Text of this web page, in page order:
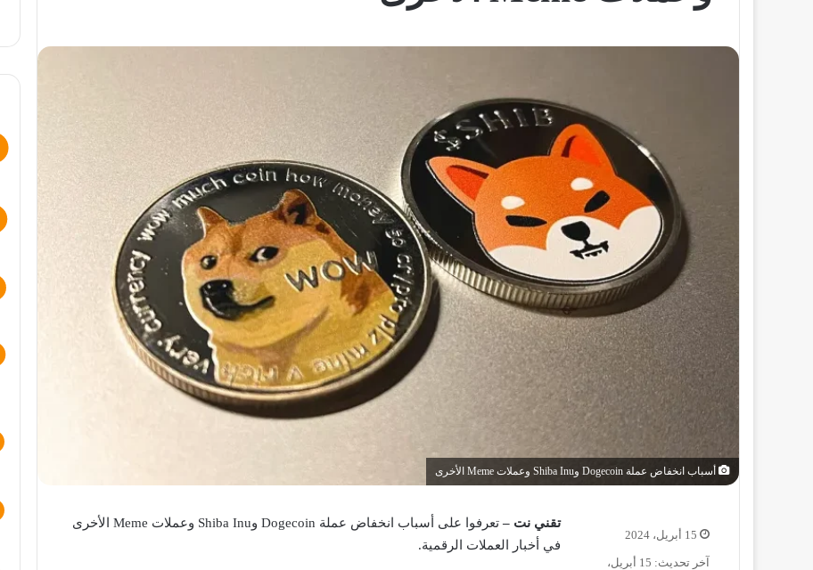
أسباب انخفاض عملة Dogecoin وShiba Inu وعملات Meme الأخرى
تقني نت –
تعرفوا على أسباب انخفاض عملة Dogecoin وShiba Inu وعملات Meme الأخرى
في أخبار العملات الرقمية.
15 أبريل، 2024
آخر تحديث: 15 أبريل،